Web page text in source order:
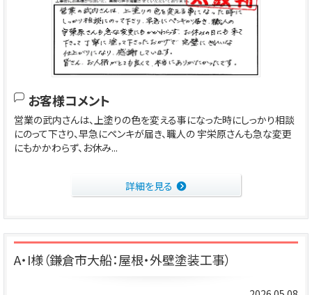
お客様コメント
営業の武内さんは、上塗りの色を変える事になった時にしっかり相談
にのって下さり、早急にペンキが届き、職人の 宇栄原さんも急な変更
にもかかわらず、お休み...
詳細を見る
A・I様（鎌倉市大船：屋根・外壁塗装工事）